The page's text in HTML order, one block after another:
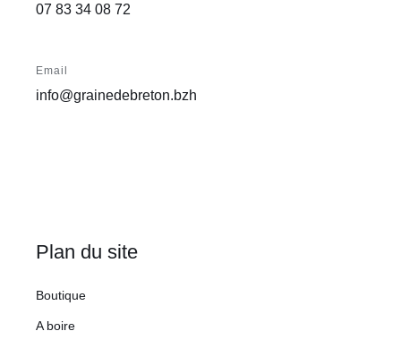
07 83 34 08 72
Email
info@grainedebreton.bzh
Plan du site
Boutique
A boire